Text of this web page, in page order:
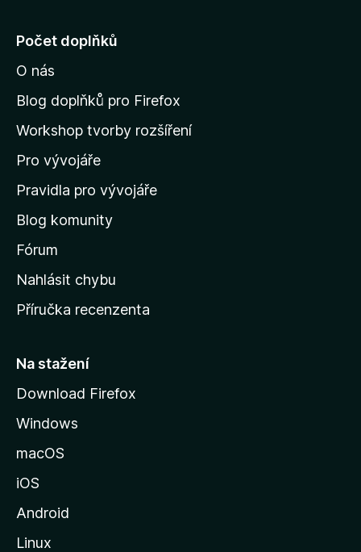
j
t
n
d
o
m
v
s
k
u
t
á
n
M
o
Počet doplňků
O nás
Blog doplňků pro Firefox
Workshop tvorby rozšíření
Pro vývojáře
Pravidla pro vývojáře
Blog komunity
Fórum
Nahlásit chybu
Příručka recenzenta
Na stažení
Download Firefox
Windows
macOS
iOS
Android
Linux